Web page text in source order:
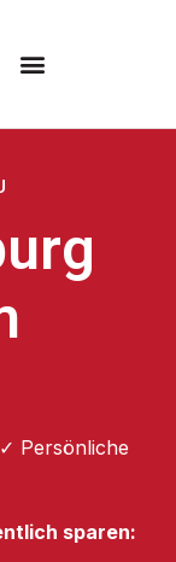
Persönliche
sparen: